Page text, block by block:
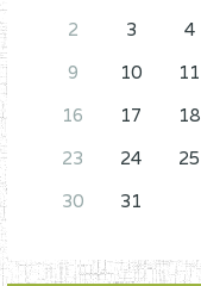
2
3 4
9
10 11
16
17 18
23
24 25
30
31